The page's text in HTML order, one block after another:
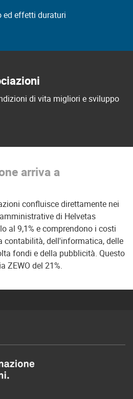
ed effetti duraturi
di vita migliori e sviluppo
arriva a
confluisce direttamente nei
di Helvetas
al 9,1% e comprendono i costi
contabilità, dell'informatica, delle
fondi e della pubblicità. Questo
ZEWO del 21%.